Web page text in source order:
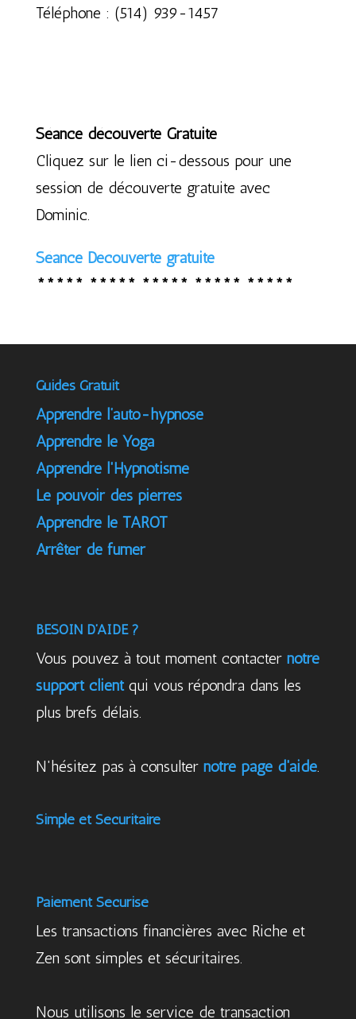
Téléphone : (514) 939-1457
Séance découverte Gratuite
Cliquez sur le lien ci-dessous pour une
session de découverte gratuite avec
Dominic.
Séance Découverte gratuite
***** ***** ***** ***** *****
Guides Gratuit
Apprendre l’auto-hypnose
Apprendre le Yoga
Apprendre l'Hypnotisme
Le pouvoir des pierres
Apprendre le TAROT
Arrêter de fumer
BESOIN D’AIDE ?
Vous pouvez à tout moment contacter notre
support clientqui vous répondra dans les
plus brefs délais.
N'hésitez pas à consulter notre page d'aide.
Simple et Sécuritaire
Paiement Sécurisé
Les transactions financières avec Riche et
Zen sont simples et sécuritaires.
Nous utilisons le service de transaction